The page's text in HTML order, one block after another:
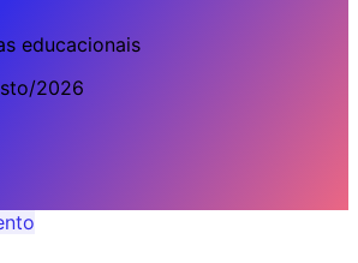
educacionais
2026